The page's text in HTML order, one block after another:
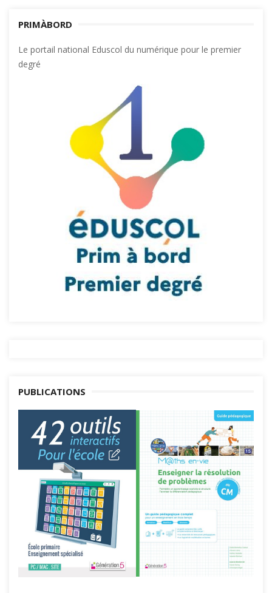
PRIMÀBORD
Le portail national Eduscol du numérique pour le premier
degré
PUBLICATIONS